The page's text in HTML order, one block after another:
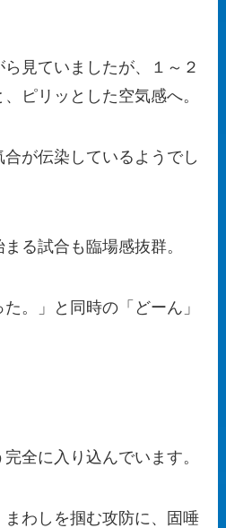
見ていましたが、１～２
ピリッとした空気感へ。
が伝染しているようでし
る試合も臨場感抜群。
。」と同時の「どーん」
全に入り込んでいます。
わしを掴む攻防に、固唾